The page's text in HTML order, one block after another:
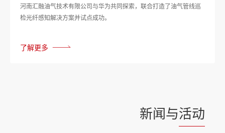
河南汇融油气技术有限公司与华为共同探索，联合打造了油气管线巡
检光纤感知解决方案并试点成功。
了解更多
新闻与活动